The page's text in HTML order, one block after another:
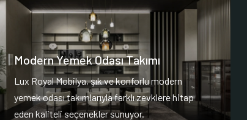
Modern Yemek Odası Takımı
Lux Royal Mobilya, şık ve konforlu modern
yemek odası takımlarıyla farklı zevklere hitap
eden kaliteli seçenekler sunuyor.